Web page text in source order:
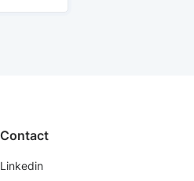
Contact
Linkedin